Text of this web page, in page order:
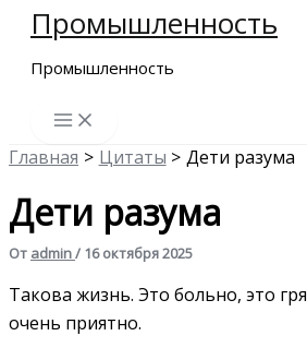
Перейти
содержимому
Промышленность
Промышленность
Главная Цитаты Дети разума
Дети разума
От admin/ 16 октября 2025
Такова жизнь. Это больно, это
очень приятно.